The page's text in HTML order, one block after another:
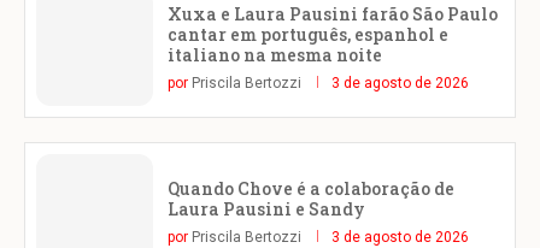
Xuxa e Laura Pausini farão São Paulo
cantar em português, espanhol e
italiano na mesma noite
por Priscila Bertozzi 3 de agosto de 2026
Quando Chove é a colaboração de
Laura Pausini e Sandy
por Priscila Bertozzi 3 de agosto de 2026